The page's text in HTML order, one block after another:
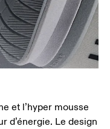
et l’hyper mousse
d’énergie. Le design